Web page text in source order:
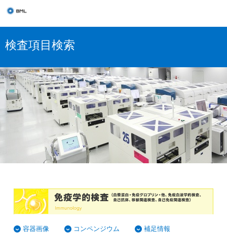
検査項目検索
容器画像 コンペンジウム
補足情報